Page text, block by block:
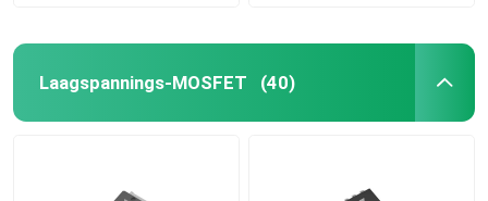
Laagspannings-MOSFET (40)